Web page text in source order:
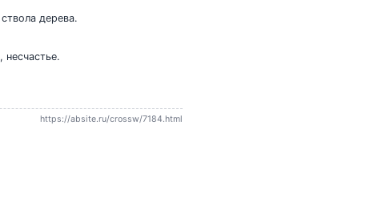
дерева.
несчастье.
https://absite.ru/crossw/7184.html